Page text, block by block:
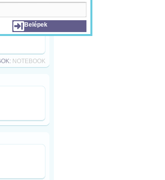
NOTEBOOK
Belépek